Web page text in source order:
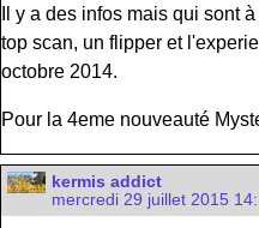
Il y a des infos mais qui sont
top scan, un flipper et
octobre 2014.
Pour la 4eme nouveauté
kermis addict
mercredi 29 juillet 2015